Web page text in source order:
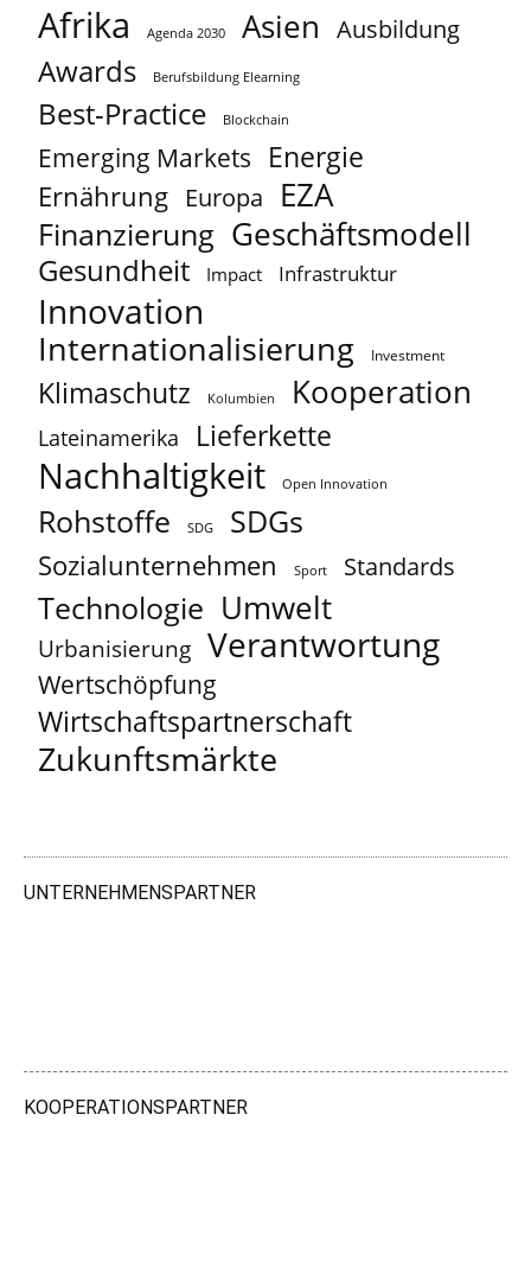
Afrika Agenda 2030 Asien Ausbildung
Awards Berufsbildung Elearning
Best-Practice Blockchain
Emerging Markets Energie
Ernährung Europa EZA
Finanzierung Geschäftsmodell
Gesundheit Impact Infrastruktur
Innovation
Internationalisierung Investment
Klimaschutz Kolumbien Kooperation
Lateinamerika Lieferkette
Nachhaltigkeit Open Innovation
Rohstoffe SDG SDGs
Sozialunternehmen Sport Standards
Technologie Umwelt
Urbanisierung Verantwortung
Wertschöpfung
Wirtschaftspartnerschaft
Zukunftsmärkte
UNTERNEHMENSPARTNER
KOOPERATIONSPARTNER